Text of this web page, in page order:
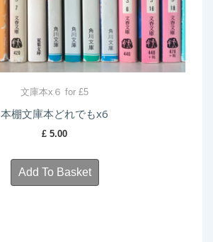
文庫本x６ for £5
本棚文庫本どれでもx6
£ 5.00
Add To Basket